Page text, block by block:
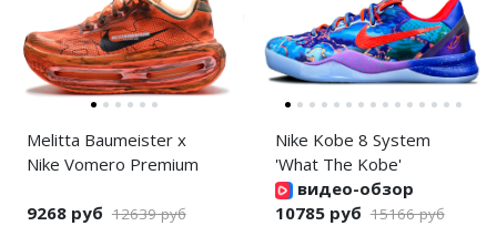
Melitta Baumeister x
Nike Vomero Premium
9268 руб 12639 руб
Nike Kobe 8 System
'What The Kobe'
видео-обзор
10785 руб 15166 руб